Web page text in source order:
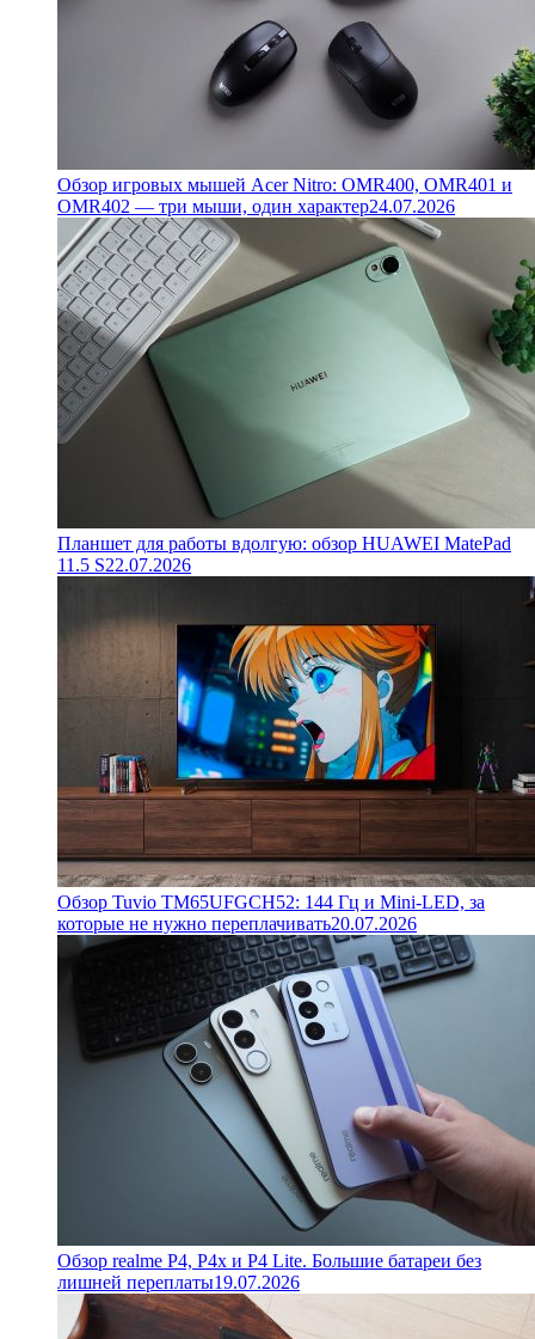
Обзор игровых мышей Acer Nitro: OMR400, OMR401 и
OMR402 — три мыши, один характер24.07.2026
Планшет для работы вдолгую: обзор HUAWEI MatePad
11.5 S22.07.2026
Обзор Tuvio TM65UFGCH52: 144 Гц и Mini-LED, за
которые не нужно переплачивать20.07.2026
Обзор realme P4, P4x и P4 Lite. Большие батареи без
лишней переплаты19.07.2026